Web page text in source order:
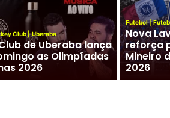
Club| Uberaba
de Uberaba lança
as Olimpíadas
2026
Futebol|
Nova
reforça
Mineiro
2026